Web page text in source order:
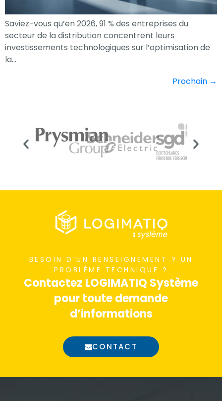
Saviez-vous qu’en 2026, 91 % des entreprises du
secteur de la distribution concentrent leurs
investissements technologiques sur l’optimisation de
la…
Prochain →
BESOIN D’UN RENSEIGNEMENT ? UN
PROBLÈME TECHNIQUE ?
Contactez LOGIMATIQ Système
pour toute demande
d’informations
CONTACT